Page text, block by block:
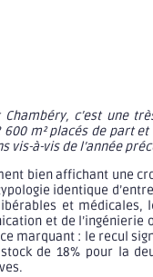
c’est une
600 m² placés de part
vis-à-vis de l’année
bien affichant une
identique
et médicales,
et de l’ingénierie
marquant : le recul
de 18% pour la